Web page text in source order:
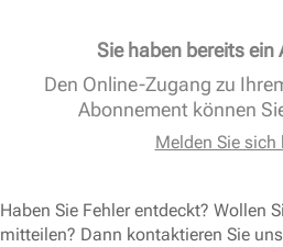
Sie haben bereits ein
Den Online-Zugang zu
Abonnement können
Melden Sie sich
Haben Sie Fehler entdeckt? Wollen
mitteilen? Dann kontaktieren Sie